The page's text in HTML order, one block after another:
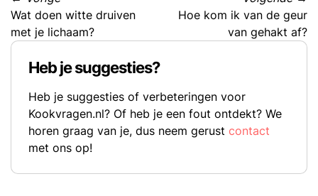
Wat doen witte druiven
met je lichaam?
Hoe kom ik van de geur
van gehakt af?
Heb je suggesties?
Heb je suggesties of verbeteringen voor
Kookvragen.nl? Of heb je een fout ontdekt? We
horen graag van je, dus neem gerust contact
met ons op!